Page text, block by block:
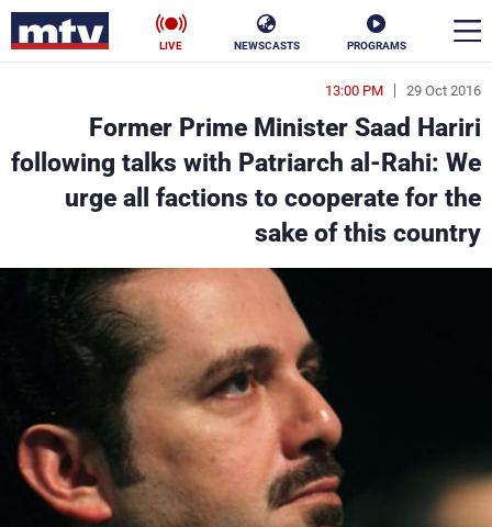
PROGRAMS
NEWSCASTS
LIVE
29 Oct 2016
13:00 PM
Former Prime Minister Saad Hariri
following talks with Patriarch al-Rahi: We
urge all factions to cooperate for the
sake of this country
en
الأخبار
سياسة ناس
إقتصاد
جدول البرامج